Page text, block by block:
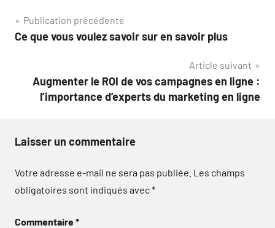
Navigation
de
Publication précédente
Ce que vous voulez savoir sur en savoir plus
Article suivant
Augmenter le ROI de vos campagnes en ligne :
l’importance d’experts du marketing en ligne
Laisser un commentaire
Votre adresse e-mail ne sera pas publiée. Les champs
obligatoires sont indiqués avec*
Commentaire*